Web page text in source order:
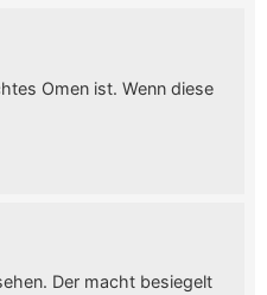
Omen ist. Wenn diese
Der macht besiegelt